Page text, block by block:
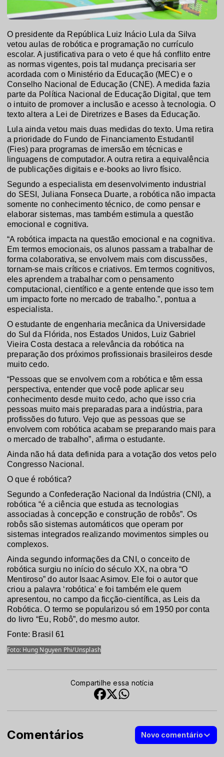
O presidente da República Luiz Inácio Lula da Silva
vetou aulas de robótica e programação no currículo
escolar. A justificativa para o veto é que há conflito entre
as normas vigentes, pois tal mudança precisaria ser
acordada com o Ministério da Educação (MEC) e o
Conselho Nacional de Educação (CNE). A medida fazia
parte da Política Nacional de Educação Digital, que tem
o intuito de promover a inclusão e acesso à tecnologia. O
texto altera a Lei de Diretrizes e Bases da Educação.
Lula ainda vetou mais duas medidas do texto. Uma retira
a prioridade do Fundo de Financiamento Estudantil
(Fies) para programas de imersão em técnicas e
linguagens de computador. A outra retira a equivalência
de publicações digitais e e-books ao livro físico.
Segundo a especialista em desenvolvimento industrial
do SESI, Juliana Fonseca Duarte, a robótica não impacta
somente no conhecimento técnico, de como pensar e
elaborar sistemas, mas também estimula a questão
emocional e cognitiva.
“A robótica impacta na questão emocional e na cognitiva.
Em termos emocionais, os alunos passam a trabalhar de
forma colaborativa, se envolvem mais com discussões,
tornam-se mais críticos e criativos. Em termos cognitivos,
eles aprendem a trabalhar com o pensamento
computacional, científico e a gente entende que isso tem
um impacto forte no mercado de trabalho.”, pontua a
especialista.
O estudante de engenharia mecânica da Universidade
do Sul da Flórida, nos Estados Unidos, Luiz Gabriel
Vieira Costa destaca a relevância da robótica na
preparação dos próximos profissionais brasileiros desde
muito cedo.
“Pessoas que se envolvem com a robótica e têm essa
perspectiva, entender que você pode aplicar seu
conhecimento desde muito cedo, acho que isso cria
pessoas muito mais preparadas para a indústria, para
profissões do futuro. Vejo que as pessoas que se
envolvem com robótica acabam se preparando mais para
o mercado de trabalho”, afirma o estudante.
Ainda não há data definida para a votação dos vetos pelo
Congresso Nacional.
O que é robótica?
Segundo a Confederação Nacional da Indústria (CNI), a
robótica “é a ciência que estuda as tecnologias
associadas à concepção e construção de robôs”. Os
robôs são sistemas automáticos que operam por
sistemas integrados realizando movimentos simples ou
complexos.
Ainda segundo informações da CNI, o conceito de
robótica surgiu no início do século XX, na obra “O
Mentiroso” do autor Isaac Asimov. Ele foi o autor que
criou a palavra ‘robótica’ e foi também ele quem
apresentou, no campo da ficção-científica, as Leis da
Robótica. O termo se popularizou só em 1950 por conta
do livro “Eu, Robô”, do mesmo autor.
Fonte: Brasil 61
Foto: Hung Nguyen Phi/Unsplash
Compartilhe essa notícia
Comentários Novo comentário